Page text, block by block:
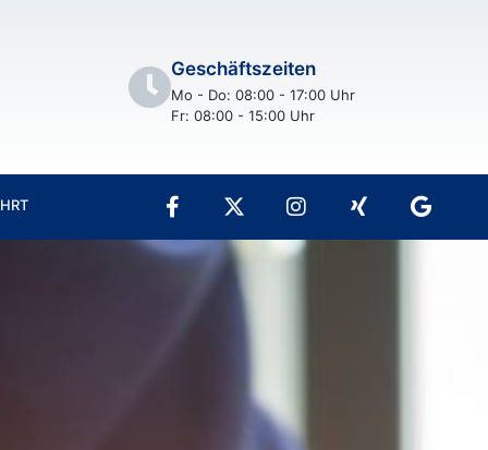
Geschäftszeiten
Mo - Do: 08:00 - 17:00 Uhr
Fr: 08:00 - 15:00 Uhr